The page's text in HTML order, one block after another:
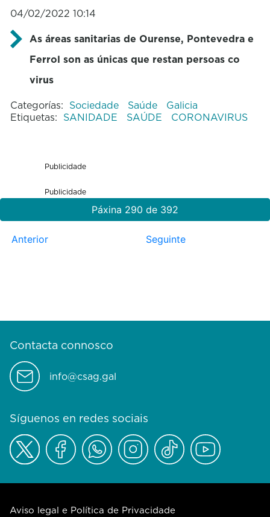
04/02/2022 10:14
As áreas sanitarias de Ourense, Pontevedra e
Ferrol son as únicas que restan persoas co
virus
Categorías: Sociedade Saúde
Galicia
Etiquetas: SANIDADE SAÚDE CORONAVIRUS
Publicidade
Publicidade
Páxina 290 de 392
Anterior Seguinte
Contacta connosco
info@csag.gal
Síguenos en redes sociais
Aviso legal e Política de Privacidade